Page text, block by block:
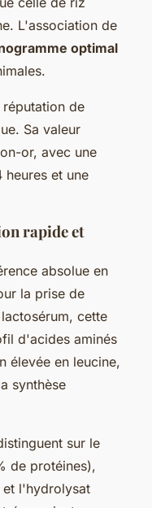
L'association de
optimal
de
Sa valeur
or, avec une
heures et une
rapide et
absolue en
la prise de
cette
d'acides aminés
élevée en leucine,
synthèse
sur le
de protéines),
l'hydrolysat